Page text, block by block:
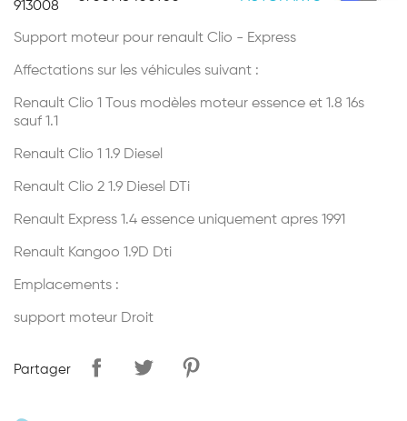
913008
Support moteur pour renault Clio - Express
Affectations sur les véhicules suivant :
Renault Clio 1 Tous modèles moteur essence et 1.8 16s
sauf 1.1
Renault Clio 1 1.9 Diesel
Renault Clio 2 1.9 Diesel DTi
Renault Express 1.4 essence uniquement apres 1991
Renault Kangoo 1.9D Dti
Emplacements :
support moteur Droit
Partager